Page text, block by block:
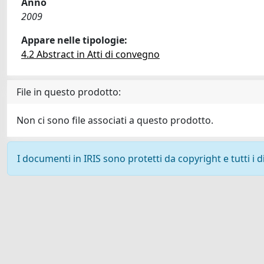
2009
Appare nelle tipologie:
4.2 Abstract in Atti di convegno
File in questo prodotto:
Non ci sono file associati a questo prodotto.
I documenti in IRIS sono protetti da copyright e tutti i